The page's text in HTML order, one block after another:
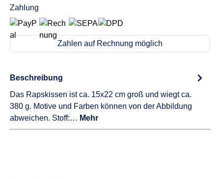
Zahlung
Zahlen auf Rechnung möglich
Beschreibung
Das Rapskissen ist ca. 15x22 cm groß und wiegt ca.
380 g. Motive und Farben können von der Abbildung
abweichen. Stoff:… Mehr